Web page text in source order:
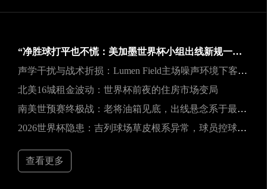
“净胜球打平也不慌：美加墨世界杯小组出线新规一图看懂”
声学干扰与战术折损：Lumen Field主场噪声环境下客队边线发球效能的影响研究
北美16城租金波动：世界杯前夜的住房市场变局
南美世预赛终极战：老将油箱见底，出线悬念系于最后一口气
2026世界杯隐患：吉列球场草皮根系异常，球员控球可能严重失准
查看更多